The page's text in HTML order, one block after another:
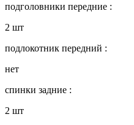
подголовники передние :
2 шт
подлокотник передний :
нет
спинки задние :
2 шт